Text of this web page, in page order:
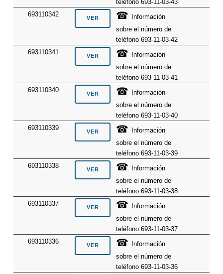
teléfono 693-11-03-43
693110342
☎
Información
sobre el número de
teléfono 693-11-03-42
693110341
☎
Información
sobre el número de
teléfono 693-11-03-41
693110340
☎
Información
sobre el número de
teléfono 693-11-03-40
693110339
☎
Información
sobre el número de
teléfono 693-11-03-39
693110338
☎
Información
sobre el número de
teléfono 693-11-03-38
693110337
☎
Información
sobre el número de
teléfono 693-11-03-37
693110336
☎
Información
sobre el número de
teléfono 693-11-03-36